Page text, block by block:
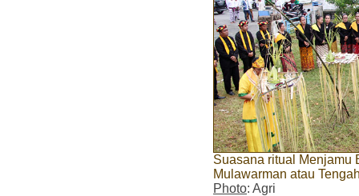
Suasana ritual Menjamu
Mulawarman atau
Photo: Agri